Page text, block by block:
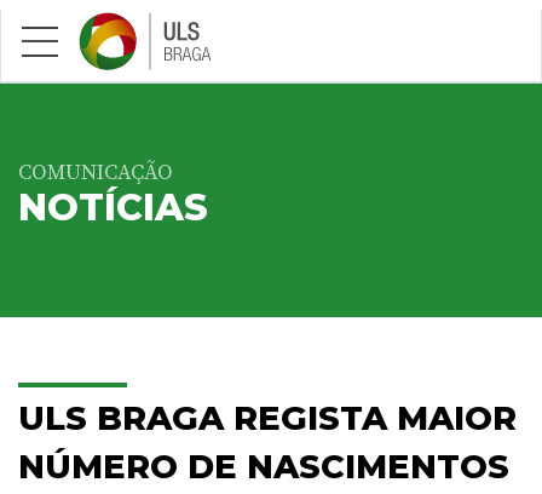
Saltar para conteúdo principal
COMUNICAÇÃO
NOTÍCIAS
ULS BRAGA REGISTA MAIOR
NÚMERO DE NASCIMENTOS